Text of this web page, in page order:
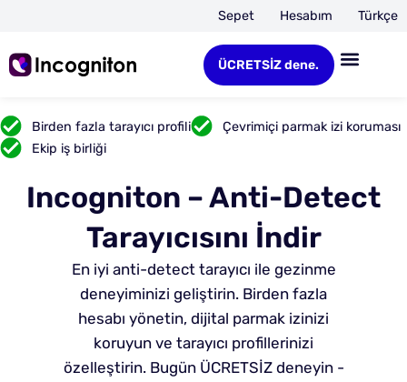
Sepet Hesabım Türkçe
ÜCRETSİZ dene.
Birden fazla tarayıcı profili
Çevrimiçi parmak izi koruması
Ekip iş birliği
Incogniton – Anti-Detect
Tarayıcısını İndir
En iyi anti-detect tarayıcı ile gezinme
deneyiminizi geliştirin. Birden fazla
hesabı yönetin, dijital parmak izinizi
koruyun ve tarayıcı profillerinizi
özelleştirin. Bugün ÜCRETSİZ deneyin -